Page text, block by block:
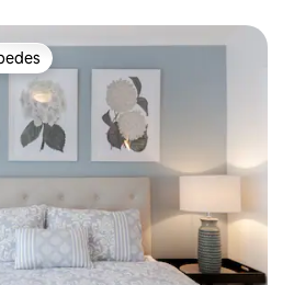
más destacados